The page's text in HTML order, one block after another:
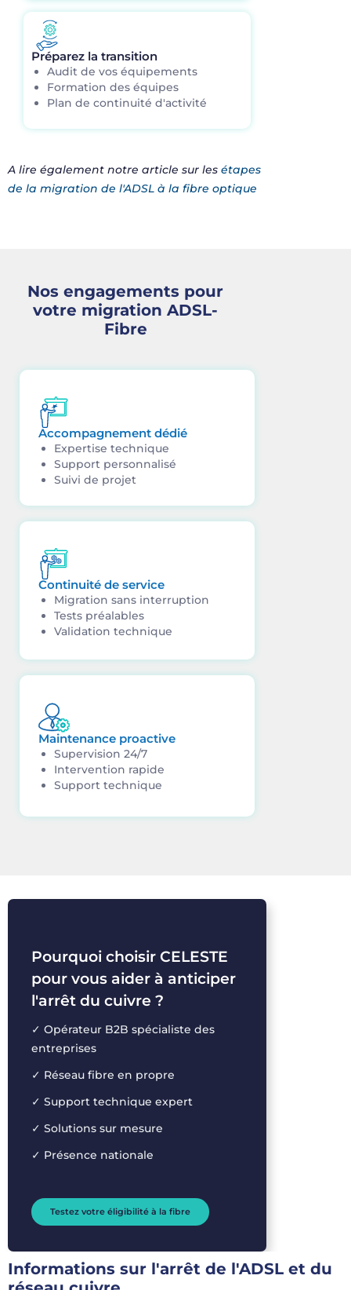
Préparez la transition
Audit de vos équipements
Formation des équipes
Plan de continuité d'activité
A lire également notre article sur les étapes
de la migration de l'ADSL à la fibre optique
Nos engagements pour
votre migration ADSL-
Fibre
Accompagnement dédié
Expertise technique
Support personnalisé
Suivi de projet
Continuité de service
Migration sans interruption
Tests préalables
Validation technique
Maintenance proactive
Supervision 24/7
Intervention rapide
Support technique
Pourquoi choisir CELESTE
pour vous aider à anticiper
l'arrêt du cuivre ?
✓ Opérateur B2B spécialiste des
entreprises
✓ Réseau fibre en propre
✓ Support technique expert
✓ Solutions sur mesure
✓ Présence nationale
Testez votre éligibilité à la fibre
Informations sur l'arrêt de l'ADSL et du